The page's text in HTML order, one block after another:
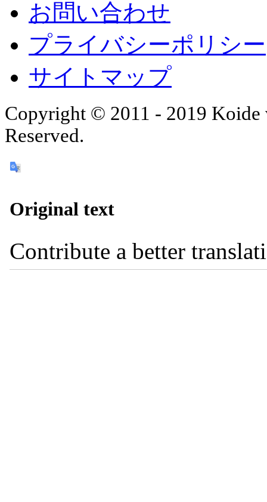
お問い合わせ
プライバシーポリシー
サイトマップ
Copyright © 2011 - 2019
Reserved.
Original text
Contribute a better